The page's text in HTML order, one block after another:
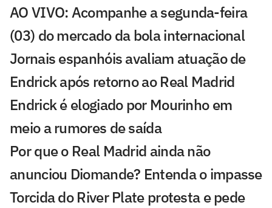
AO VIVO: Acompanhe a segunda-feira
(03) do mercado da bola internacional
Jornais espanhóis avaliam atuação de
Endrick após retorno ao Real Madrid
Endrick é elogiado por Mourinho em
meio a rumores de saída
Por que o Real Madrid ainda não
anunciou Diomande? Entenda o impasse
Torcida do River Plate protesta e pede